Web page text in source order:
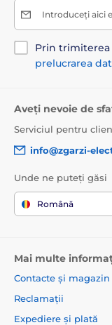
Introduceți aici
Prin trimiterea
prelucrarea
Aveți nevoie de
Serviciul pentru
info@zgarzi-
Unde ne puteți găsi
Română
Mai multe
Contacte și magazin
Reclamații
Expediere și plată